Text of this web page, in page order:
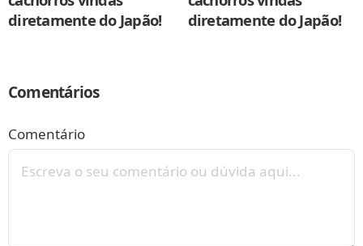
diretamente do Japão!
diretamente do Japão!
Comentários
Comentário